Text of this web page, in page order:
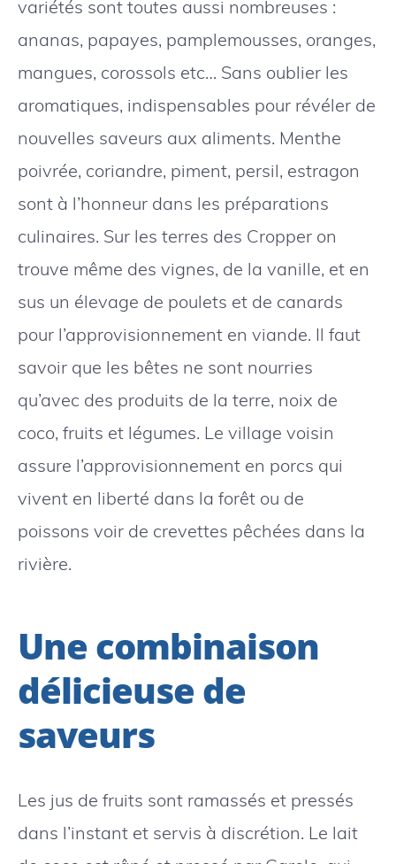
variétés sont toutes aussi nombreuses :
ananas, papayes, pamplemousses, oranges,
mangues, corossols etc… Sans oublier les
aromatiques, indispensables pour révéler de
nouvelles saveurs aux aliments. Menthe
poivrée, coriandre, piment, persil, estragon
sont à l’honneur dans les préparations
culinaires. Sur les terres des Cropper on
trouve même des vignes, de la vanille, et en
sus un élevage de poulets et de canards
pour l’approvisionnement en viande. Il faut
savoir que les bêtes ne sont nourries
qu’avec des produits de la terre, noix de
coco, fruits et légumes. Le village voisin
assure l’approvisionnement en porcs qui
vivent en liberté dans la forêt ou de
poissons voir de crevettes pêchées dans la
rivière.
Une combinaison
délicieuse de
saveurs
Les jus de fruits sont ramassés et pressés
dans l’instant et servis à discrétion. Le lait